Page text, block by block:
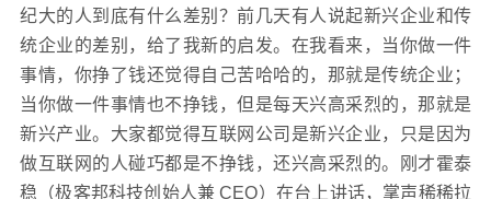
纪大的人到底有什么差别？前几天有人说起新兴企业和传
统企业的差别，给了我新的启发。在我看来，当你做一件
事情，你挣了钱还觉得自己苦哈哈的，那就是传统企业；
当你做一件事情也不挣钱，但是每天兴高采烈的，那就是
新兴产业。大家都觉得互联网公司是新兴企业，只是因为
做互联网的人碰巧都是不挣钱，还兴高采烈的。刚才霍泰
稳（极客邦科技创始人兼 CEO）在台上讲话，掌声稀稀拉